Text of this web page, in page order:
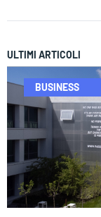
ULTIMI ARTICOLI
BUSINESS